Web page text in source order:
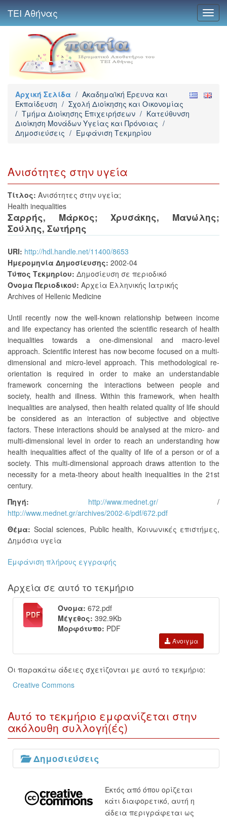
ΤΕΙ Αθήνας
Αρχική Σελίδα / Ακαδημαϊκή Έρευνα και
Εκπαίδευση / Σχολή Διοίκησης και Οικονομίας
/ Τμήμα Διοίκησης Επιχειρήσεων / Κατεύθυνση
Διοίκηση Μονάδων Υγείας και Πρόνοιας /
Δημοσιεύσεις / Εμφάνιση Τεκμηρίου
Ανισότητες στην υγεία
Τίτλος: Ανισότητες στην υγεία;
Health inequalities
Σαρρής, Μάρκος;Χρυσάκης, Μανώλης;
Σούλης, Σωτήρης
URI: http://hdl.handle.net/11400/8653
Ημερομηνία Δημοσίευσης: 2002-04
Τύπος Τεκμηρίου: Δημοσίευση σε περιοδικό
Όνομα Περιοδικού: Αρχεία Ελληνικής Ιατρικής
Archives of Hellenic Medicine
Until recently now the well-known relationship between income
and life expectancy has oriented the scientific research of health
inequalities towards a one-dimensional and macro-level
approach. Scientific interest has now become focused on a multi-
dimensional and micro-level approach. This methodological re-
orientation is required in order to make an understandable
framework concerning the interactions between people and
society, health and illness. Within this framework, when health
inequalities are analysed, then health related quality of life should
be considered as an interaction of subjective and objective
factors. These interactions should be analysed at the micro- and
multi-dimensional level in order to reach an understanding how
health inequalities affect of the quality of life of a person or of a
society. This multi-dimensional approach draws attention to the
necessity for a meta-theory about health inequalities in the 21st
century.
Πηγή:
http://www.mednet.gr/
/
http://www.mednet.gr/archives/2002-6/pdf/672.pdf
Θέμα: Social sciences, Public health, Κοινωνικές επιστήμες,
Δημόσια υγεία
Εμφάνιση πλήρους εγγραφής
Αρχεία σε αυτό το τεκμήριο
Όνομα: 672.pdf
Μέγεθος: 392.9Kb
Μορφότυπο: PDF
Άνοιγμα
Οι παρακάτω άδειες σχετίζονται με αυτό το τεκμήριο:
Creative Commons
Αυτό το τεκμήριο εμφανίζεται στην
ακόλουθη συλλογή(ές)
Δημοσιεύσεις
Εκτός από όπου ορίζεται
κάτι διαφορετικό, αυτή η
άδεια περιγράφεται ως